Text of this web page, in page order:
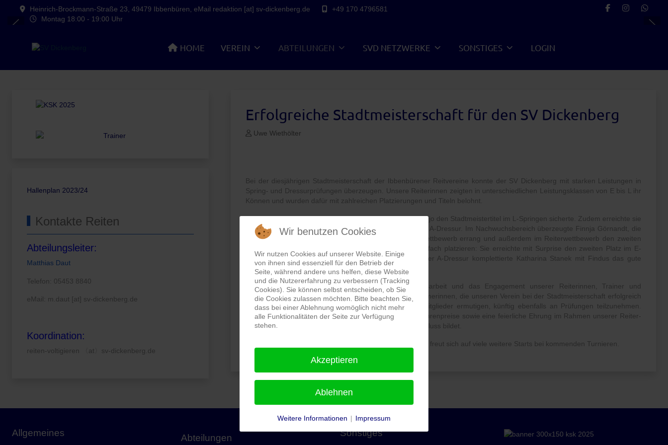
Heinrich-Brockmann-Straße 23, 49479 Ibbenbüren, eMail redaktion [at] sv-dickenberg.de
+49 170 4796581
Montag 18:00 - 19:00 Uhr
HOME VEREIN ABTEILUNGEN SVD NETZWERKE SONSTIGES LOGIN
Hallenplan 2023/24
Kontakte Reiten
Abteilungsleiter:
Matthias Daut
Telefon: 05453 8840
eMail: m.daut [at] sv-dickenberg.de
Koordination:
reiten-voltigieren 〈at〉sv-dickenberg.de
Erfolgreiche Stadtmeisterschaft für den SV Dickenberg
Uwe Wiethölter
Bei der diesjährigen Stadtmeisterschaft der Ibbenbürener Reitvereine konnte der SV Dickenberg mit starken Leistungen in
Spring- und Dressurprüfungen überzeugen. Unsere Reiterinnen zeigten in unterschiedlichen Leistungsklassen von E bis L ihr
Können und wurden dafür mit zahlreichen Platzierungen und Titeln belohnt.
Besonders erfolgreich war Aline Schröer, die sich mit Fynnjo den Stadtmeistertitel im L-Springen sicherte. Zudem erreichte sie
mit Danika 14 einen hervorragenden zweiten Platz in der A-Dressur. Im Nachwuchsbereich überzeugte Finnja Görnandt, die
mit Calidos’ Kitty den Stadtmeistertitel im Springreiter-Wettbewerb errang und außerdem im Reiterwettbewerb den zweiten
Platz belegte. Auch Janina Schomaker konnte sich mehrfach platzieren: Sie erreichte mit Surprise den zweiten Platz im E-
Springen sowie den dritten Platz in der E-Dressur. In der A-Dressur komplettierte Katharina Stanek mit Findus das gute
Dickenberger Ergebnis mit einem dritten Platz.
Diese Ergebnisse unterstreichen die gute Ausbildungsarbeit und das Engagement unserer Reiterinnen, Trainer und
Unterstützer. Der SV Dickenberg ist stolz auf alle Teilnehmerinnen, die unseren Verein bei der Stadtmeisterschaft erfolgreich
vertreten haben. Gleichzeitig möchten wir alle Vereinsmitglieder ermutigen, künftig ebenfalls an Prüfungen teilzunehmen.
Neben wertvollen Turniererfahrungen warten attraktive Ehrenpreise sowie eine feierliche Ehrung im Rahmen unserer Reiter-
Party, die jedes Jahr einen würdigen und geselligen Abschluss bildet.
Der SV Dickenberg gratuliert allen Platzierten herzlich und freut sich auf viele weitere Starts bei kommenden Turnieren.
Allgemeines Abteilungen Sonstiges
Wir benutzen Cookies
Wir nutzen Cookies auf unserer Website. Einige
von ihnen sind essenziell für den Betrieb der
Seite, während andere uns helfen, diese Website
und die Nutzererfahrung zu verbessern (Tracking
Cookies). Sie können selbst entscheiden, ob Sie
die Cookies zulassen möchten. Bitte beachten Sie,
dass bei einer Ablehnung womöglich nicht mehr
alle Funktionalitäten der Seite zur Verfügung
stehen.
Akzeptieren
Ablehnen
Weitere Informationen | Impressum